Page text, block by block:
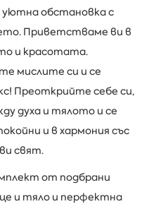
обстановка с
Приветстваме ви в
и красотата.
мислите си и се
Преоткрийте себе си,
духa и тялото и се
и в хармония със
свят.
от подбрани
и тяло и перфектна